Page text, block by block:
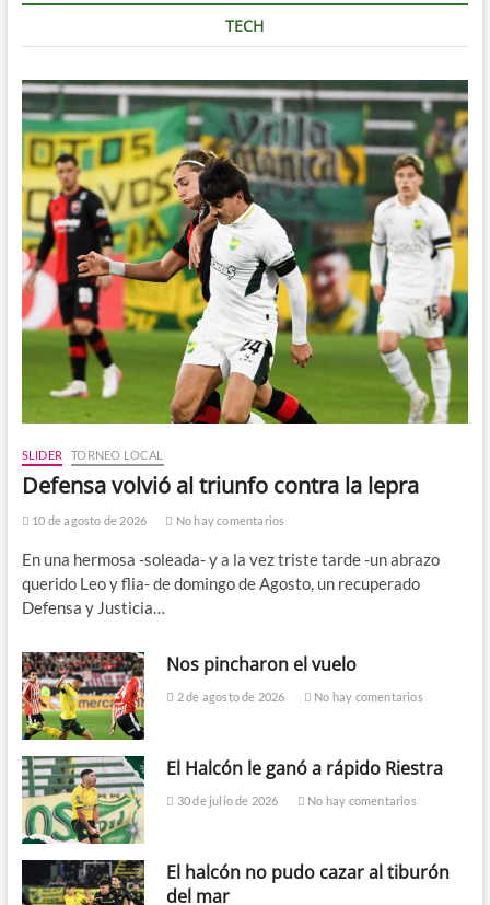
TECH
SLIDER TORNEO LOCAL
Defensa volvió al triunfo contra la lepra
10 de agosto de 2026 No hay comentarios
En una hermosa -soleada- y a la vez triste tarde -un abrazo
querido Leo y flia- de domingo de Agosto, un recuperado
Defensa y Justicia…
Nos pincharon el vuelo
2 de agosto de 2026 No hay comentarios
El Halcón le ganó a rápido Riestra
30 de julio de 2026 No hay comentarios
El halcón no pudo cazar al tiburón
del mar